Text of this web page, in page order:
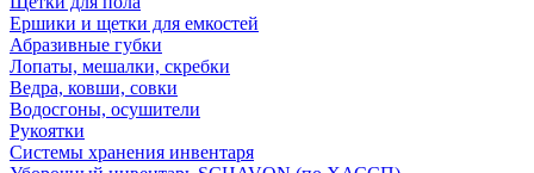
Ершики и щетки для емкостей
Абразивные губки
Лопаты, мешалки, скребки
Ведра, ковши, совки
Водосгоны, осушители
Рукоятки
Системы хранения инвентаря